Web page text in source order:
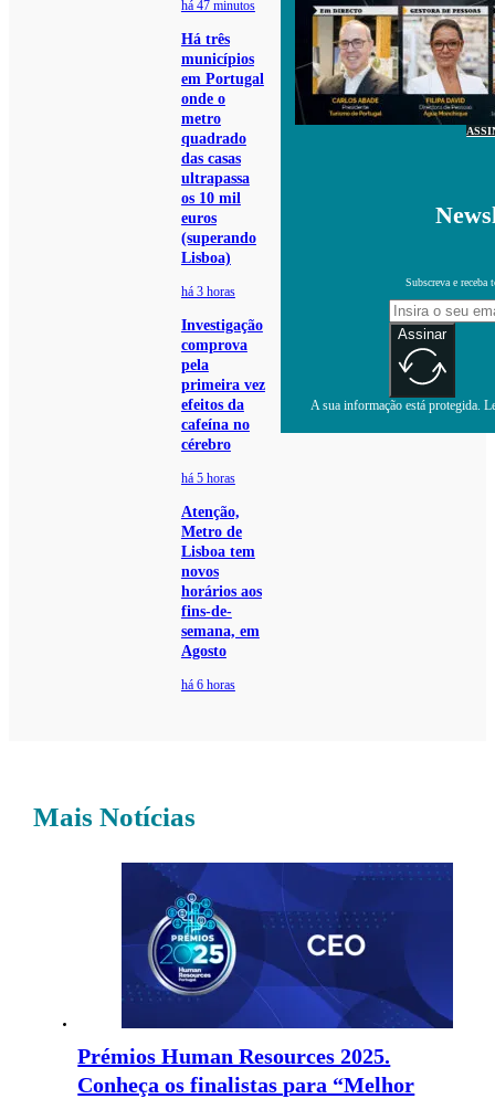
há 47 minutos
Há três
municípios
em Portugal
onde o
metro
quadrado
das casas
ultrapassa
os 10 mil
euros
(superando
Lisboa)
há 3 horas
Investigação
comprova
pela
primeira vez
efeitos da
cafeína no
cérebro
há 5 horas
Atenção,
Metro de
Lisboa tem
novos
horários aos
fins-de-
semana, em
Agosto
há 6 horas
Subscreva e receba
Assinar
A sua informação está protegida.
Mais Notícias
Prémios Human Resources 2025.
Conheça os finalistas para “Melhor